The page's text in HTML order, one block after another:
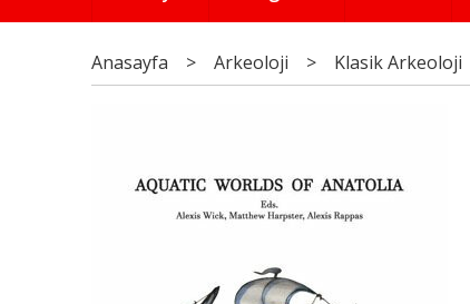
Anasayfa > Arkeoloji > Klasik Arkeoloji